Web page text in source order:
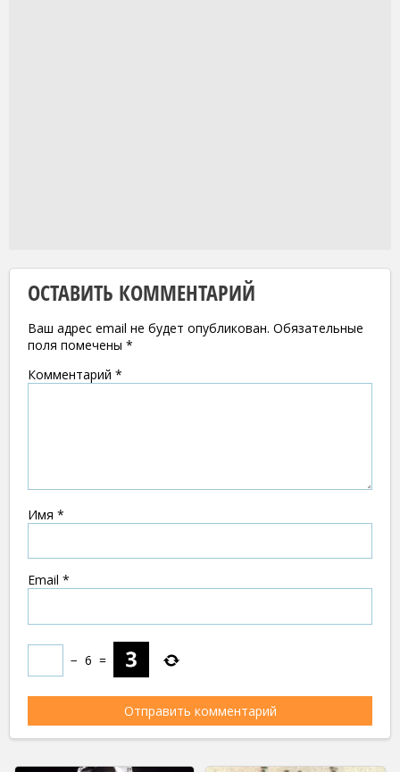
ОСТАВИТЬ КОММЕНТАРИЙ
Ваш адрес email не будет опубликован. Обязательные
поля помечены *
Комментарий *
Имя *
Email *
− 6 =